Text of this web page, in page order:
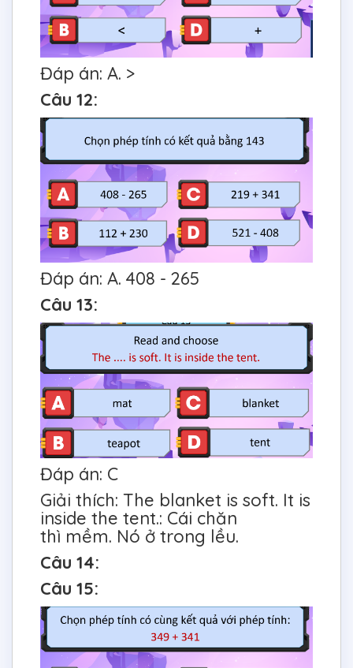
Đáp án: A. >
Câu 12:
Đáp án: A. 408 - 265
Câu 13:
Đáp án: C
Giải thích: The blanket is soft. It is
inside the tent.: Cái chăn
thì mềm. Nó ở trong lều.
Câu 14:
Câu 15: